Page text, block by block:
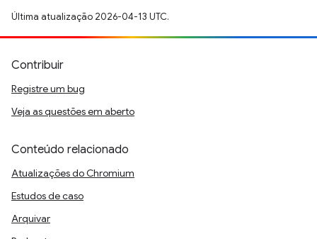
Última atualização 2026-04-13 UTC.
Contribuir
Registre um bug
Veja as questões em aberto
Conteúdo relacionado
Atualizações do Chromium
Estudos de caso
Arquivar